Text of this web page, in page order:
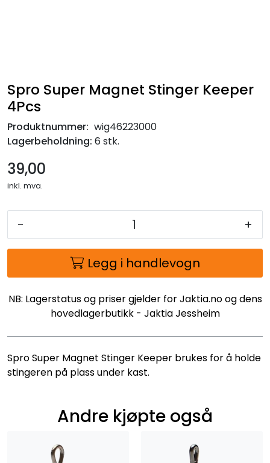
Spro Super Magnet Stinger Keeper
4Pcs
Produktnummer: wig46223000
Lagerbeholdning: 6 stk.
39,00
inkl. mva.
- +
Legg i handlevogn
NB: Lagerstatus og priser gjelder for Jaktia.no og dens
hovedlagerbutikk - Jaktia Jessheim
Spro Super Magnet Stinger Keeper brukes for å holde
stingeren på plass under kast.
Andre kjøpte også